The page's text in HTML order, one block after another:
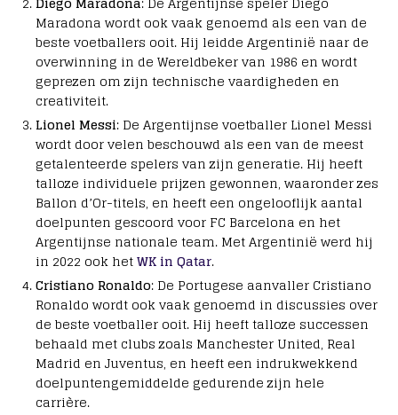
Maradona wordt ook vaak genoemd als een van de
beste voetballers ooit. Hij leidde Argentinië naar de
overwinning in de Wereldbeker van 1986 en wordt
geprezen om zijn technische vaardigheden en
creativiteit.
Lionel Messi: De Argentijnse voetballer Lionel Messi
wordt door velen beschouwd als een van de meest
getalenteerde spelers van zijn generatie. Hij heeft
talloze individuele prijzen gewonnen, waaronder zes
Ballon d’Or-titels, en heeft een ongelooflijk aantal
doelpunten gescoord voor FC Barcelona en het
Argentijnse nationale team. Met Argentinië werd hij
in 2022 ook hetWK in Qatar.
Cristiano Ronaldo: De Portugese aanvaller Cristiano
Ronaldo wordt ook vaak genoemd in discussies over
de beste voetballer ooit. Hij heeft talloze successen
behaald met clubs zoals Manchester United, Real
Madrid en Juventus, en heeft een indrukwekkend
doelpuntengemiddelde gedurende zijn hele
carrière.